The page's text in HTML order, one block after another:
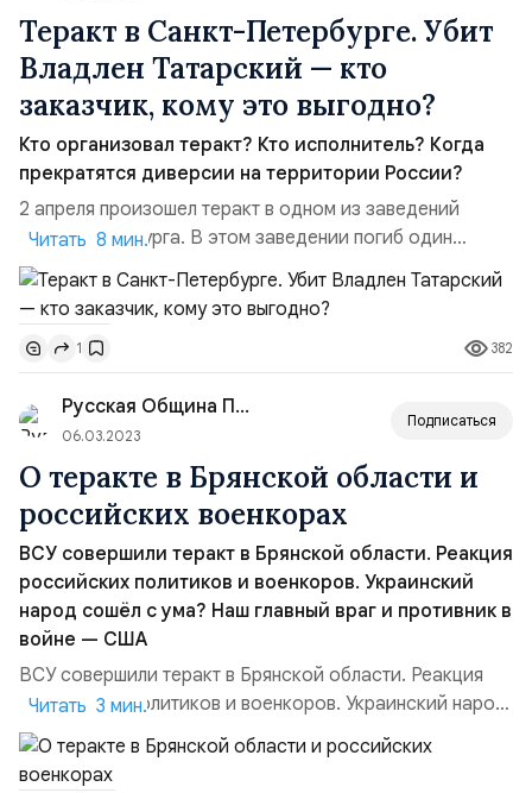
Теракт в Санкт-Петербурге. Убит
Владлен Татарский — кто
заказчик, кому это выгодно?
Кто организовал теракт? Кто исполнитель? Когда
прекратятся диверсии на территории России?
2 апреля произошел теракт в одном из заведений
Санкт-Петербурга. В этом заведении погиб один
человек — блогер и журналист Владлен Татарский,
который освещал события СВО. В очередной раз в
России гибнут патриоты из-за терактов внутри страны.
Естественно, это беспокоит и одновременно злит
граждан, т.к. даже в тылу они чувствуют себя не в
безопасности. Рас...
Читать 8 мин.
1 382
Русская Община Патриотов
06.03.2023
Подписаться
О теракте в Брянской области и
российских военкорах
ВСУ совершили теракт в Брянской области. Реакция
российских политиков и военкоров. Украинский
народ сошёл с ума? Наш главный враг и противник в
войне — США
ВСУ совершили теракт в Брянской области. Реакция
российских политиков и военкоров. Украинский народ
сошёл с ума? Наш главный враг и противник в войне —
США Утром 2 марта на территории Брянской области в
Читать 3 мин.